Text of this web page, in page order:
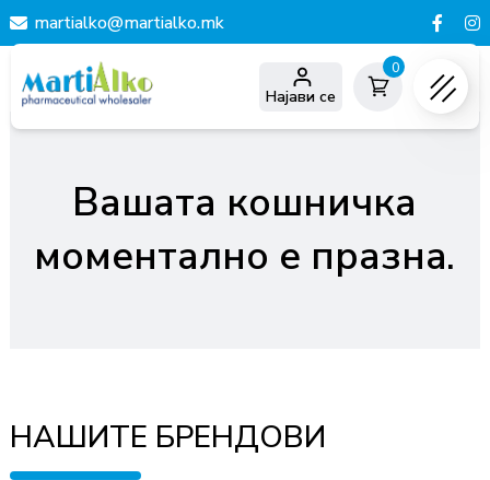
martialko@martialko.mk
Најави се
0
Вашата кошничка
моментално е празнa.
НАШИТЕ БРЕНДОВИ